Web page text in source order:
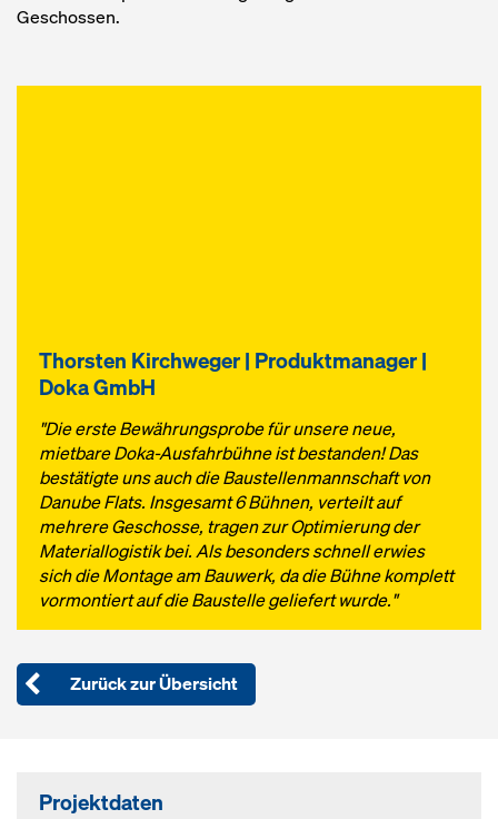
Geschossen.
Thorsten Kirchweger | Produktmanager |
Doka GmbH
"Die erste Bewährungsprobe für unsere neue,
mietbare Doka-Ausfahrbühne ist bestanden! Das
bestätigte uns auch die Baustellenmannschaft von
Danube Flats. Insgesamt 6 Bühnen, verteilt auf
mehrere Geschosse, tragen zur Optimierung der
Materiallogistik bei. Als besonders schnell erwies
sich die Montage am Bauwerk, da die Bühne komplett
vormontiert auf die Baustelle geliefert wurde."
Zurück zur Übersicht
Projektdaten